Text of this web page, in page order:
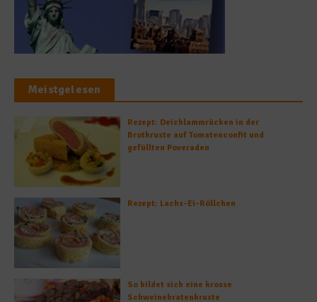
Meistgelesen
Rezept: Deichlammrücken in der
Brotkruste auf Tomatenconfit und
gefüllten Poveraden
Rezept: Lachs-Ei-Röllchen
So bildet sich eine krosse
Schweinebratenkruste